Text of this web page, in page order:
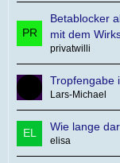
Betablocker
mit dem
privatwilli
Tropfengabe
Lars-Michael
Wie lange
elisa